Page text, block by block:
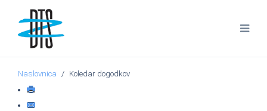
Naslovnica Koledar dogodkov